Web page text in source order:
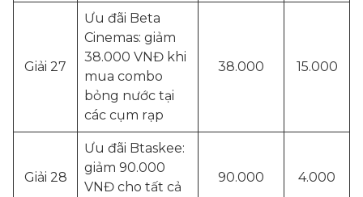
Giải 27
Ưu đãi Beta
Cinemas: giảm
38.000 VNĐ khi
mua combo
bỏng nước tại
các cụm rạp
38.000 15.000
Giải 28
Ưu đãi Btaskee:
giảm 90.000
VNĐ cho tất cả
90.000 4.000